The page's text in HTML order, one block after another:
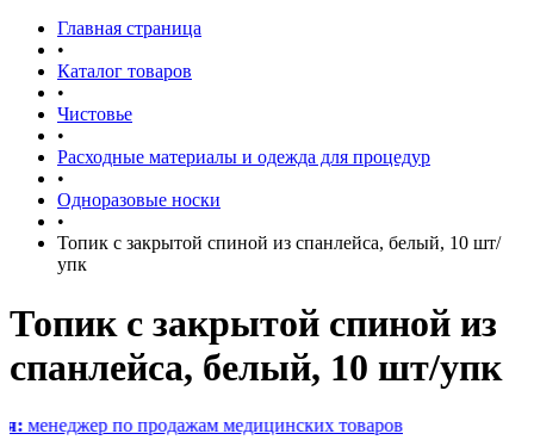
Главная страница
•
Каталог товаров
•
Чистовье
•
Расходные материалы и одежда для процедур
•
Одноразовые носки
•
Топик с закрытой спиной из спанлейса, белый, 10 шт/
упк
Топик с закрытой спиной из
спанлейса, белый, 10 шт/упк
по продажам медицинских товаров